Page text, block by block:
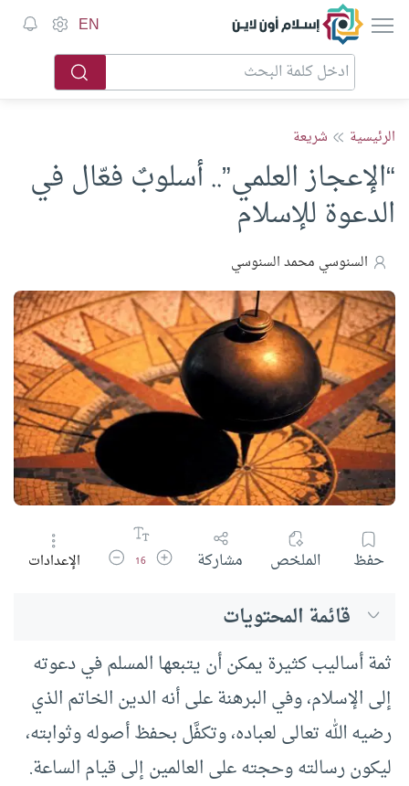
إسلام أون لاين EN
الرئيسية شريعة
“الإعجاز العلمي”.. أسلوبٌ فعّال في
الدعوة للإسلام
السنوسي محمد السنوسي
حفظ الملخص مشاركة زيادة حجم الخط
16 تقليل حجم الخط
الإعدادات
قائمة المحتويات
ثمة أساليب كثيرة يمكن أن يتبعها المسلم في دعوته
إلى الإسلام، وفي البرهنة على أنه الدين الخاتم الذي
رضيه الله تعالى لعباده، وتكفَّل بحفظ أصوله وثوابته،
ليكون رسالته وحجته على العالمين إلى قيام الساعة.